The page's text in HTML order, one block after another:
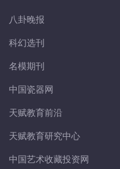
八卦晚报
科幻选刊
名模期刊
中国瓷器网
天赋教育前沿
天赋教育研究中心
中国艺术收藏投资网